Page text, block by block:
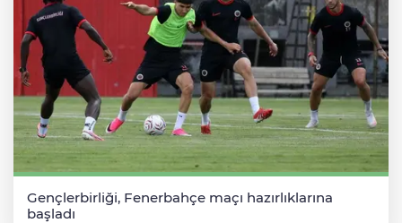
Gençlerbirliği, Fenerbahçe maçı hazırlıklarına
başladı